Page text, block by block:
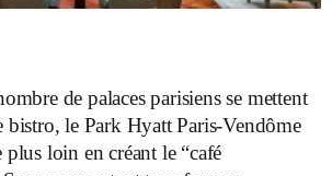
de palaces parisiens se mettent
bistro, le Park Hyatt Paris-Vendôme
plus loin en créant le “café